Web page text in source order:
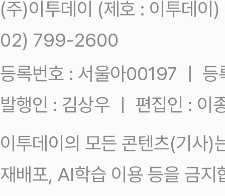
(주)이투데이 (제호 : 이투데
02) 799-2600
등록번호 : 서울아00197 ㅣ
발행인 : 김상우 ㅣ 편집인 : 이
이투데이의 모든 콘텐츠(기사)
재배포, AI학습 이용 등을 금지